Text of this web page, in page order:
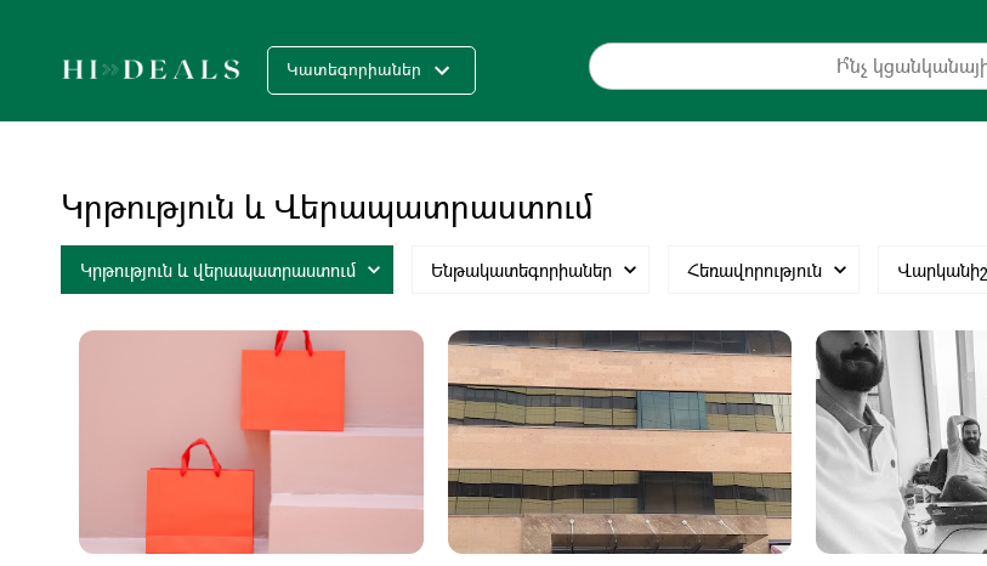
Կատեգորիաներ
Կրթություն ԵՒ Վերապատրաստում
Կրթություն և վերապատրաստում Ենթակատեգորիաներ Հեռավորություն Վարկանիշ